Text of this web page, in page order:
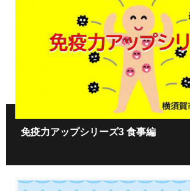
免疫力アップシリーズ3 食事編